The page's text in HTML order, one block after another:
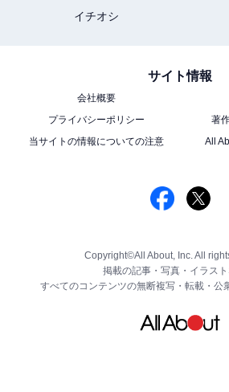
イチオシ
サイト情報
会社概要
プライバシーポリシー
著
当サイトの情報についての注意
All
Copyright©All About, Inc. All
掲載の記事・写真・イラスト
すべてのコンテンツの無断複写・転載・公